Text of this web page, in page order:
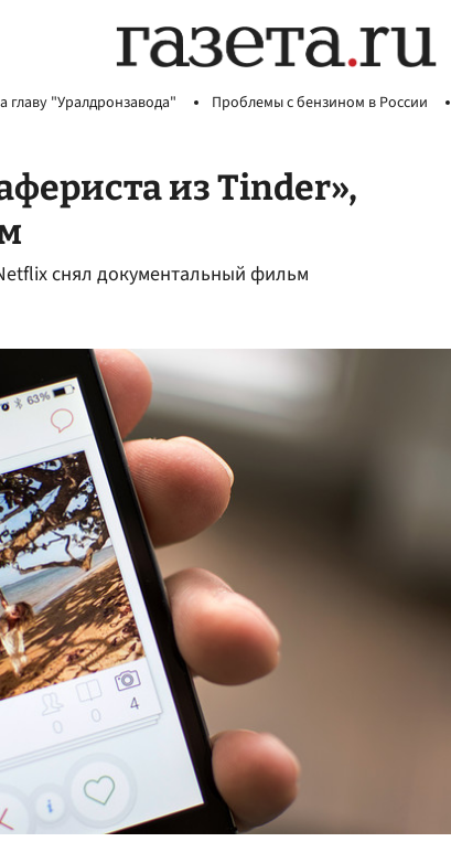
главу "Уралдронзавода" Проблемы с бензином в России
из Tinder»,
снял документальный фильм